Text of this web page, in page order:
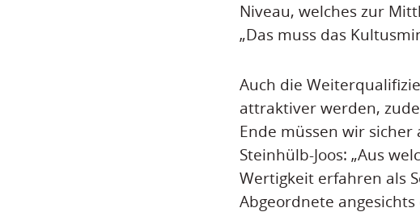
Niveau, welches zur
„Das muss das
Auch die
attraktiver werden,
Ende müssen wir
Steinhülb-Joos: „Aus
Wertigkeit erfahren als
Abgeordnete